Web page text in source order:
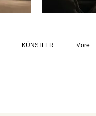
KÜNSTLER More